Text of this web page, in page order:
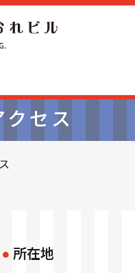
クセス
所在地